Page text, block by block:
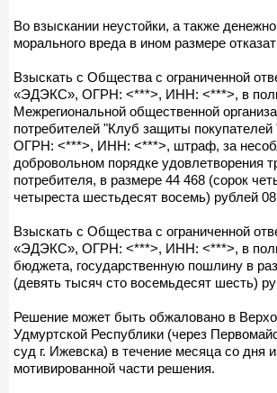
Во взыскании неустойки, а также
морального вреда в ином размере
Взыскать с Общества с ограниченной
«ЭДЭКС», ОГРН: <***>, ИНН: <***>, в
Межрегиональной общественной
потребителей "Клуб защиты покупателей
ОГРН: <***>, ИНН: <***>, штраф, за
добровольном порядке удовлетворения
потребителя, в размере 44 468 (сорок
четыреста шестьдесят восемь) рублей 08
Взыскать с Общества с ограниченной
«ЭДЭКС», ОГРН: <***>, ИНН: <***>, в
бюджета, государственную пошлину в
(девять тысяч сто восемьдесят шесть)
Решение может быть обжаловано в
Удмуртской Республики (через
суд г. Ижевска) в течение месяца со дня
мотивированной части решения.